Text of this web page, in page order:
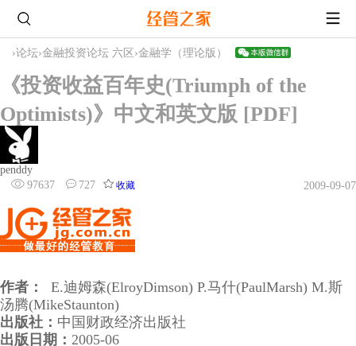
›论坛›金融投资论坛 六区 ›金融学（理论版）
《投资收益百年史(Triumph of the
Optimists)》中文和英文版 [PDF]
penddy
97637
727 收藏 2009-09-07
作者：
E.迪姆森(ElroyDimson) P.马什(PaulMarsh) M.斯
汤腾(MikeStaunton)
出版社： 中国财政经济出版社
出版日期： 2005-06